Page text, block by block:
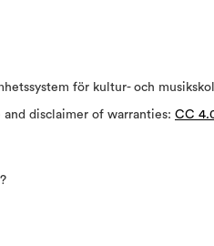
för kultur- och
disclaimer of warranties: CC